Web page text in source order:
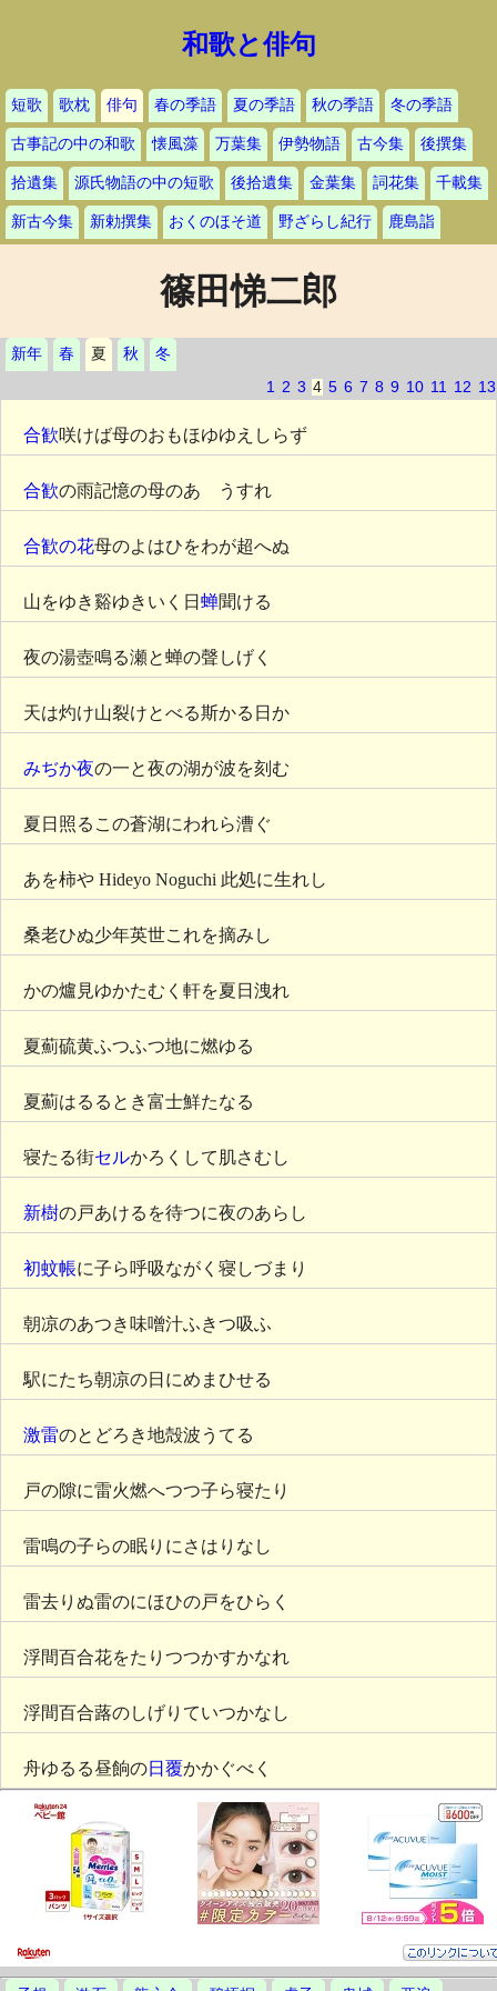
和歌と俳句
短歌 歌枕 俳句 春の季語 夏の季語 秋の季語 冬の季語
古事記の中の和歌 懐風藻 万葉集 伊勢物語 古今集 後撰集
拾遺集 源氏物語の中の短歌 後拾遺集 金葉集 詞花集 千載集
新古今集 新勅撰集 おくのほそ道 野ざらし紀行 鹿島詣
篠田悌二郎
新年 春 夏 秋
冬
1 2 3 4 5 6 7 8 9 10 11 12 13
合歓咲けば母のおもほゆゆえしらず
合歓の雨記憶の母のあゝうすれ
合歓の花母のよはひをわが超へぬ
山をゆき谿ゆきいく日 蝉聞ける
夜の湯壺鳴る瀬と蝉の聲しげく
天は灼け山裂けとべる斯かる日か
みぢか夜の一と夜の湖が波を刻む
夏日照るこの蒼湖にわれら漕ぐ
あを柿や Hideyo Noguchi 此処に生れし
桑老ひぬ少年英世これを摘みし
かの爐見ゆかたむく軒を夏日洩れ
夏薊硫黄ふつふつ地に燃ゆる
夏薊はるるとき富士鮮たなる
寝たる街セルかろくして肌さむし
新樹の戸あけるを待つに夜のあらし
初蚊帳に子ら呼吸ながく寝しづまり
朝凉のあつき味噌汁ふきつ吸ふ
駅にたち朝凉の日にめまひせる
激雷のとどろき地殻波うてる
戸の隙に雷火燃へつつ子ら寝たり
雷鳴の子らの眠りにさはりなし
雷去りぬ雷のにほひの戸をひらく
浮間百合花をたりつつかすかなれ
浮間百合蕗のしげりていつかなし
舟ゆるる昼餉の日覆かかぐべく